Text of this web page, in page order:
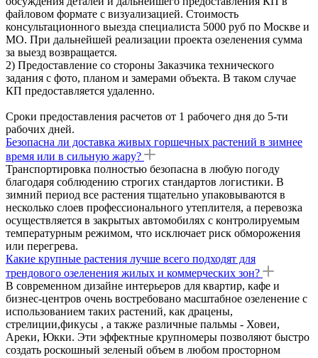
файловом формате с визуализацией. Стоимость
консультационного выезда специалиста 5000 руб по Москве и
МО. При дальнейшей реализации проекта озеленения сумма
за выезд возвращается.
2) Предоставление со стороны Заказчика технического
задания с фото, планом и замерами объекта. В таком случае
КП предоставляется удаленно.
Сроки предоставления расчетов от 1 рабочего дня до 5-ти
рабочих дней.
Безопасна ли доставка живых горшечных растений в зимнее
время или в сильную жару?
Транспортировка полностью безопасна в любую погоду
благодаря соблюдению строгих стандартов логистики. В
зимний период все растения тщательно упаковываются в
несколько слоев профессионального утеплителя, а перевозка
осуществляется в закрытых автомобилях с контролируемым
температурным режимом, что исключает риск обморожения
или перегрева.
Какие крупные растения лучше всего подходят для
трендового озеленения жилых и коммерческих зон?
В современном дизайне интерьеров для квартир, кафе и
бизнес-центров очень востребовано масштабное озеленение с
использованием таких растений, как драцены,
стрелиции,фикусы , а также различные пальмы - Ховеи,
Ареки, Юкки. Эти эффектные крупномеры позволяют быстро
создать роскошный зеленый объем в любом просторном